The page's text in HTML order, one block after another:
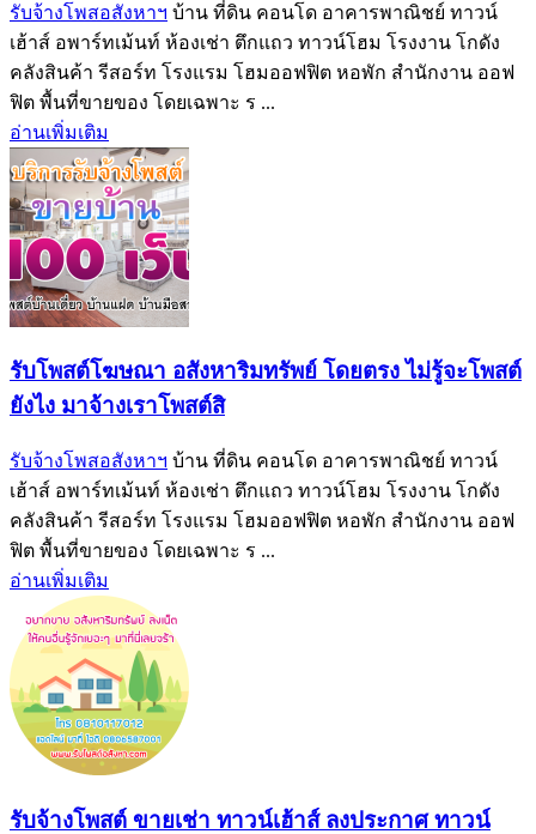
รับจ้างโพสอสังหาฯ บ้าน ที่ดิน คอนโด อาคารพาณิชย์ ทาวน์
เฮ้าส์ อพาร์ทเม้นท์ ห้องเช่า ตึกแถว ทาวน์โฮม โรงงาน โกดัง
คลังสินค้า รีสอร์ท โรงแรม โฮมออฟฟิต หอพัก สำนักงาน ออฟ
ฟิต พื้นที่ขายของ โดยเฉพาะ ร ...
อ่านเพิ่มเติม
รับโพสต์โฆษณา อสังหาริมทรัพย์ โดยตรง ไม่รู้จะโพสต์
ยังไง มาจ้างเราโพสต์สิ
รับจ้างโพสอสังหาฯ บ้าน ที่ดิน คอนโด อาคารพาณิชย์ ทาวน์
เฮ้าส์ อพาร์ทเม้นท์ ห้องเช่า ตึกแถว ทาวน์โฮม โรงงาน โกดัง
คลังสินค้า รีสอร์ท โรงแรม โฮมออฟฟิต หอพัก สำนักงาน ออฟ
ฟิต พื้นที่ขายของ โดยเฉพาะ ร ...
อ่านเพิ่มเติม
รับจ้างโพสต์ ขายเช่า ทาวน์เฮ้าส์ ลงประกาศ ทาวน์